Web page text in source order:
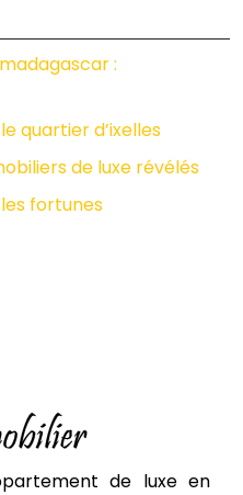
:
quartier d’ixelles
de luxe révélés
fortunes
de luxe en